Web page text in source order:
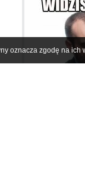
oznacza zgodę na ich